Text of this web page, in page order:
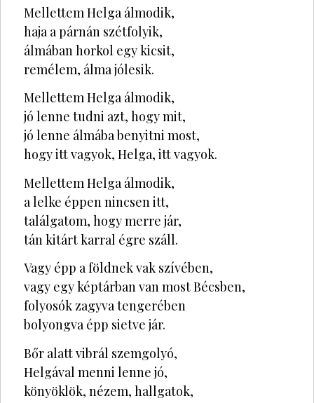
Mellettem Helga álmodik,
haja a párnán szétfolyik,
álmában horkol egy kicsit,
remélem, álma jólesik.
Mellettem Helga álmodik,
jó lenne tudni azt, hogy mit,
jó lenne álmába benyitni most,
hogy itt vagyok, Helga, itt vagyok.
Mellettem Helga álmodik,
a lelke éppen nincsen itt,
találgatom, hogy merre jár,
tán kitárt karral égre száll.
Vagy épp a földnek vak szívében,
vagy egy képtárban van most Bécsben,
folyosók zagyva tengerében
bolyongva épp sietve jár.
Bőr alatt vibrál szemgolyó,
Helgával menni lenne jó,
könyöklök, nézem, hallgatok,